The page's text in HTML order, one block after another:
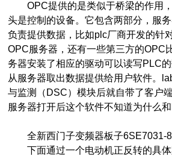
OPC提供的是类似于桥梁的作用，
头是控制的设备。它包含两部分，服
负责提供数据，比如plc厂商开发的针
OPC服务器，还有一些第三方的OPC
务器安装了相应的驱动可以读写PLC
从服务器取出数据提供给用户软件。
与监测（DSC）模块后就自带了客户
服务器打开后这个软件不知道为什么
全新西门子变频器板子6SE7031-
下面通过一个电动机正反转的具体